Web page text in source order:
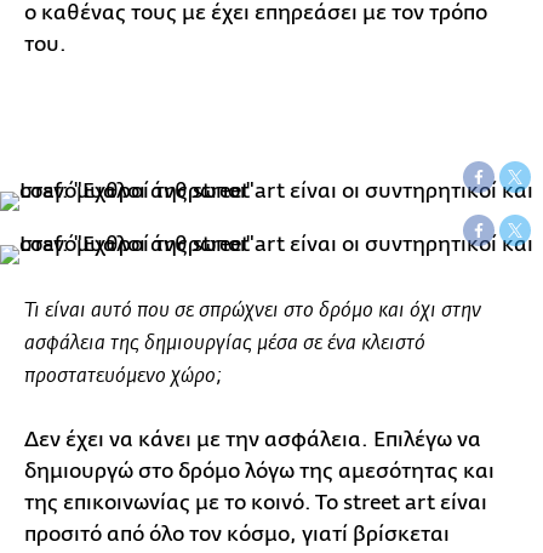
ο καθένας τους με έχει επηρεάσει με τον τρόπο
του.
Τι είναι αυτό που σε σπρώχνει στο δρόμο και όχι στην
ασφάλεια της δημιουργίας μέσα σε ένα κλειστό
προστατευόμενο χώρο;
Δεν έχει να κάνει με την ασφάλεια. Επιλέγω να
δημιουργώ στο δρόμο λόγω της αμεσότητας και
της επικοινωνίας με το κοινό. Το street art είναι
προσιτό από όλο τον κόσμο, γιατί βρίσκεται